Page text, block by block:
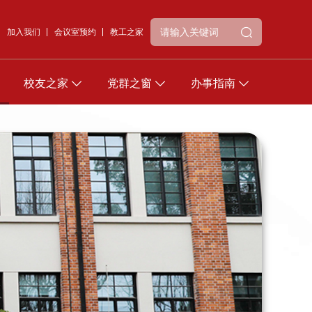
加入我们 会议室预约 教工之家
校友之家 党群之窗 办事指南